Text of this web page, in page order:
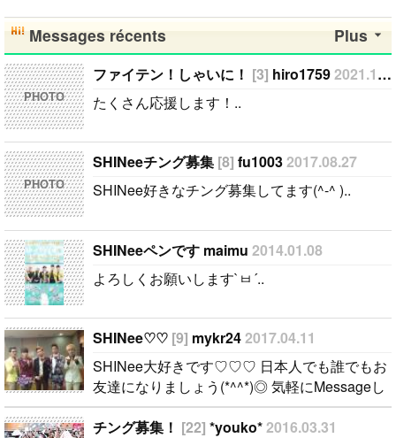
します！..
なチング募集
してます(^-^
)..
でもお友達に
なりましょう
(*^^*)◎ 気軽
にMessageし
てね〜:D..
な方！！！
是非仲良くな
ってください
ます。..
Plus
Messages récents
PHOTO
ファイテン！しゃいに！ [3] hiro17592021.10.24
たくさん応援します！..
PHOTO
SHINeeチング募集 [8] fu10032017.08.27
SHINee好きなチング募集してます(^-^ )..
SHINeeペンです maimu 2014.01.08
よろしくお願いします`ㅂ´..
SHINee♡ ♡ [9] mykr242017.04.11
SHINee大好きです♡ ♡ ♡ 日本人でも誰でもお
友達になりましょう(*^^*)◎ 気軽にMessageし
てね〜:D..
チング募集！ [22] *youko* 2016.03.31